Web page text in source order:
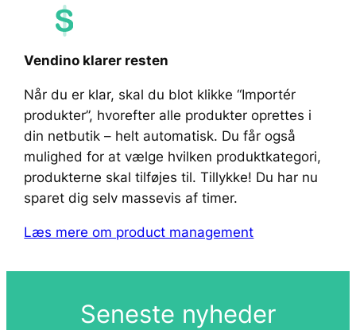
Vendino klarer resten
Når du er klar, skal du blot klikke “Importér
produkter”, hvorefter alle produkter oprettes i
din netbutik – helt automatisk. Du får også
mulighed for at vælge hvilken produktkategori,
produkterne skal tilføjes til. Tillykke! Du har nu
sparet dig selv massevis af timer.
Læs mere om product management
Seneste nyheder